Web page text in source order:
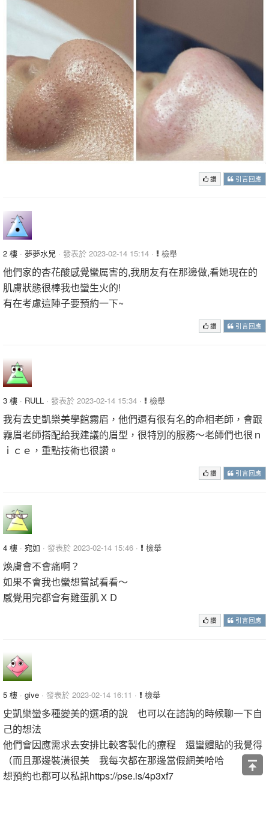
讚 引言回應
2 樓 · 夢夢水兒 · 發表於 2023-02-14 15:14 · 檢舉
他們家的杏花酸感覺蠻厲害的,我朋友有在那邊做,看她現在的
肌膚狀態很棒我也蠻生火的!
有在考慮這陣子要預約一下~
讚 引言回應
3 樓 · RULL · 發表於 2023-02-14 15:34 · 檢舉
我有去史凱樂美學館霧眉，他們還有很有名的命相老師，會跟
霧眉老師搭配給我建議的眉型，很特別的服務～老師們也很ｎ
ｉｃｅ，重點技術也很讚。
讚 引言回應
4 樓 · 宛如 · 發表於 2023-02-14 15:46 · 檢舉
煥膚會不會痛啊？
如果不會我也蠻想嘗試看看～
感覺用完都會有雞蛋肌ＸＤ
讚 引言回應
5 樓 · give · 發表於 2023-02-14 16:11 · 檢舉
史凱樂蠻多種變美的選項的說 也可以在諮詢的時候聊一下自
己的想法
他們會因應需求去安排比較客製化的療程 還蠻體貼的我覺得
（而且那邊裝潢很美 我每次都在那邊當假網美哈哈
想預約也都可以私訊https://pse.is/4p3xf7